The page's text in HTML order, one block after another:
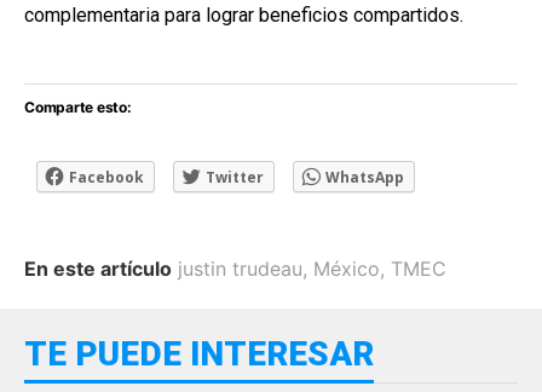
complementaria para lograr beneficios compartidos.
Comparte esto:
Facebook Twitter WhatsApp
En este artículo justin trudeau, México, TMEC
TE PUEDE INTERESAR